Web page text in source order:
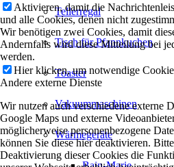
Tellerregal
Tisch für Pfannkuchen
Toaster
Vakuummaschinen
Wärmegeräte
Aktivieren, damit die
und alle Cookies, denen nicht
Wir benötigen zwei Cookies, damit
Andernfalls wird diese Mitteilung bei
werden.
Hier klicken, um notwendige
Andere externe Dienste
Wir nutzen auch verschiedene externe
Google Maps und externe
möglicherweise personenbezogene
können Sie diese hier deaktivieren.
Deaktivierung dieser Cookies die